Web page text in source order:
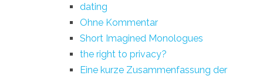
dating
Ohne Kommentar
Short Imagined Monologues
the right to privacy?
Eine kurze Zusammenfassung der